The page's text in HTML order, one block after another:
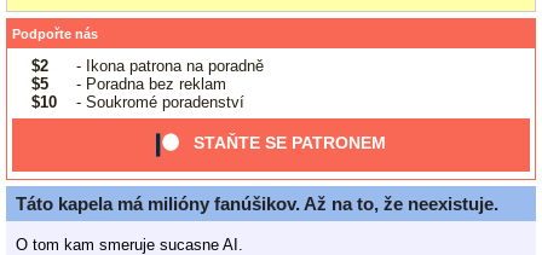
Podpořte nás
$2
- Ikona patrona na poradně
$5
- Poradna bez reklam
$10
- Soukromé poradenství
STAŇTE SE PATRONEM
Táto kapela má milióny fanúšikov. Až na to, že neexistuje.
O tom kam smeruje sucasne AI.